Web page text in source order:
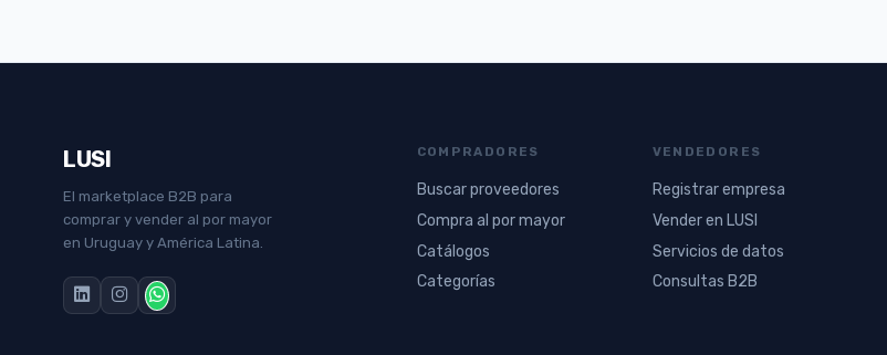
LUSI
El marketplace B2B para
comprar y vender al por mayor
en Uruguay y América Latina.
COMPRADORES
Buscar proveedores
Compra al por mayor
Catálogos
Categorías
VENDEDORES
Registrar empresa
Vender en LUSI
Servicios de datos
Consultas B2B